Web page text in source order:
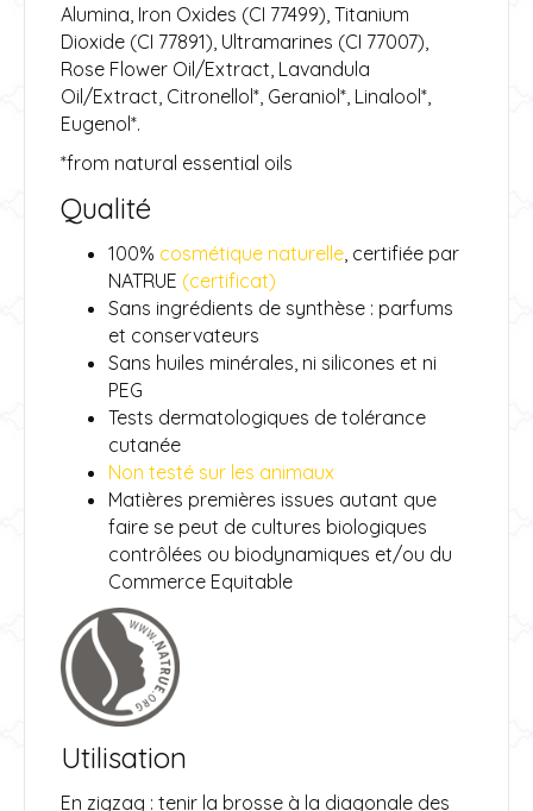
Alumina, Iron Oxides (CI 77499), Titanium
Dioxide (CI 77891), Ultramarines (CI 77007),
Rose Flower Oil/Extract, Lavandula
Oil/Extract, Citronellol*, Geraniol*, Linalool*,
Eugenol*.
*from natural essential oils
Qualité
100% cosmétique naturelle , certifiée par
NATRUE (certificat)
Sans ingrédients de synthèse : parfums
et conservateurs
Sans huiles minérales, ni silicones et ni
PEG
Tests dermatologiques de tolérance
cutanée
Non testé sur les animaux
Matières premières issues autant que
faire se peut de cultures biologiques
contrôlées ou biodynamiques et/ou du
Commerce Equitable
Utilisation
En zigzag : tenir la brosse à la diagonale des